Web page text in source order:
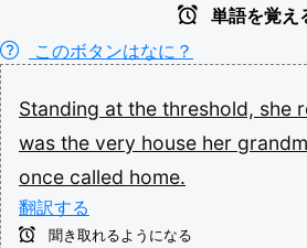
単語を覚え
このボタンはなに？
Standing at the threshold, she
was the very house her
once called home.
翻訳する
聞き取れるようになる